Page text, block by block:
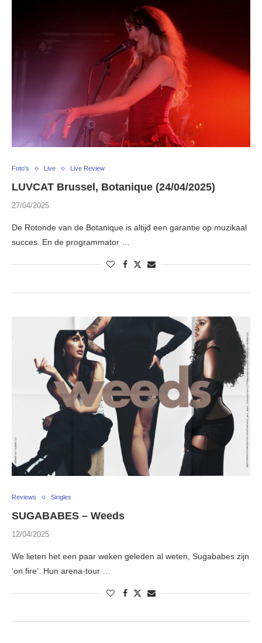
Foto's Live Live Review
LUVCAT Brussel, Botanique (24/04/2025)
27/04/2025
De Rotonde van de Botanique is altijd een garantie op muzikaal
succes. En de programmator …
Reviews Singles
SUGABABES – Weeds
12/04/2025
We lieten het een paar weken geleden al weten, Sugababes zijn
‘on fire’. Hun arena-tour …